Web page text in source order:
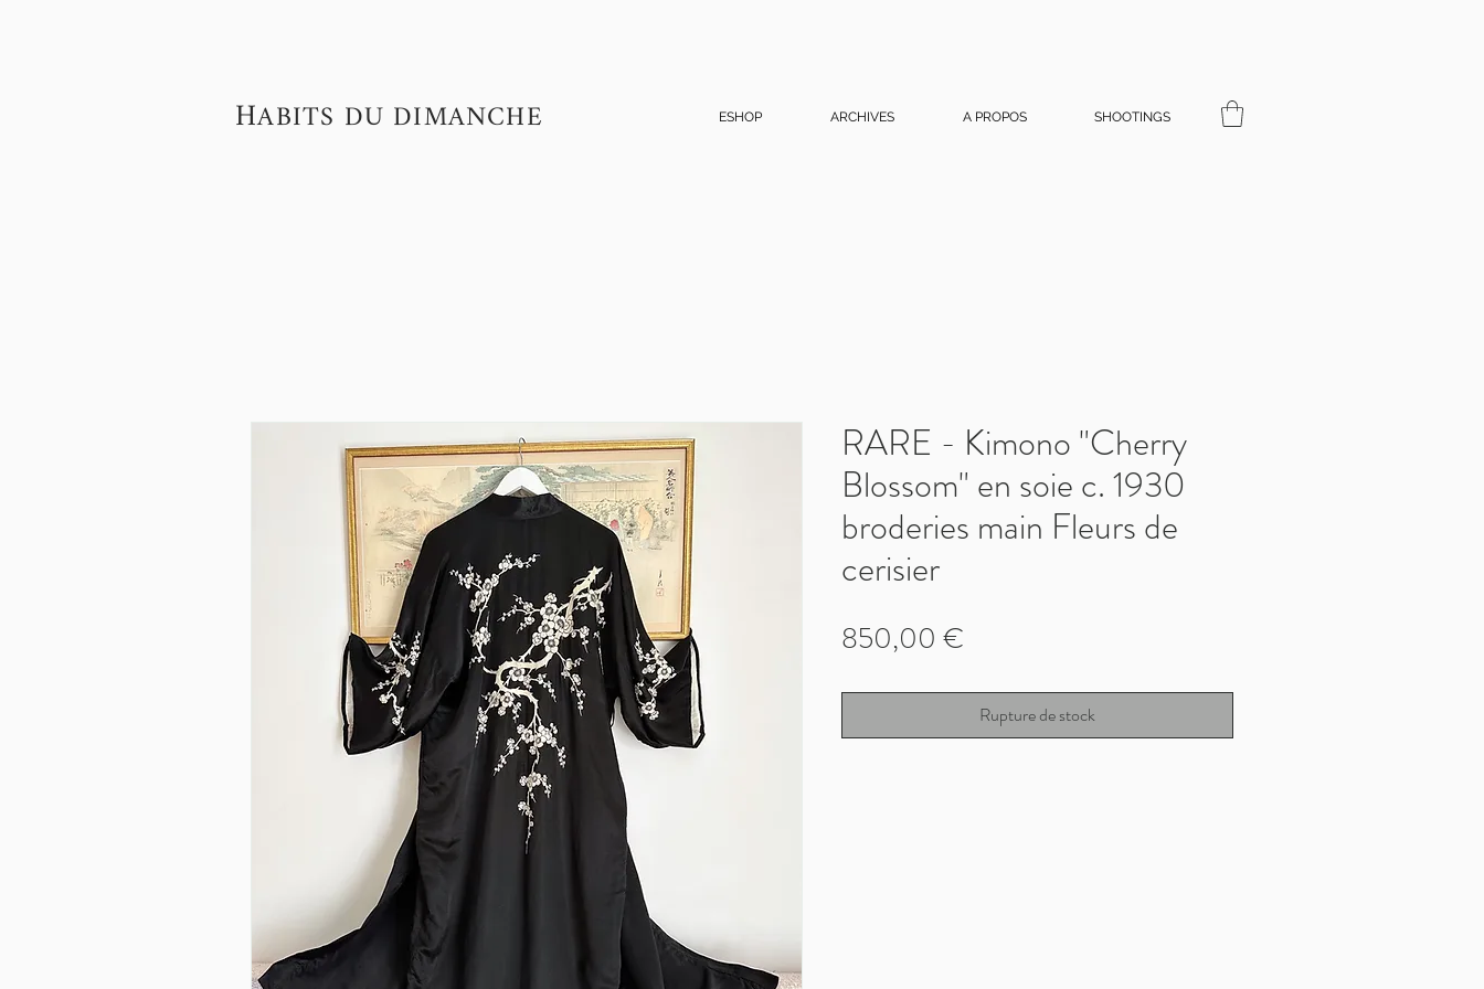
HABITS DU DIMANCHE ESHOP ARCHIVES A PROPOS SHOOTINGS
RARE - Kimono "Cherry
Blossom" en soie c. 1930
broderies main Fleurs de
cerisier
850,00 €
Rupture de stock